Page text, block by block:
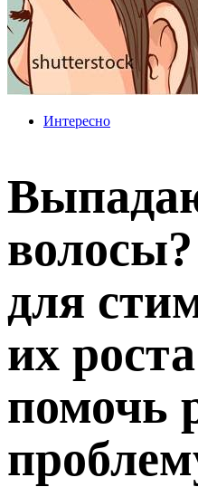
Интересно
для
их
помочь